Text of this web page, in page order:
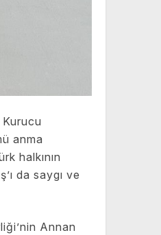
anma
halkının
da saygı ve
Annan